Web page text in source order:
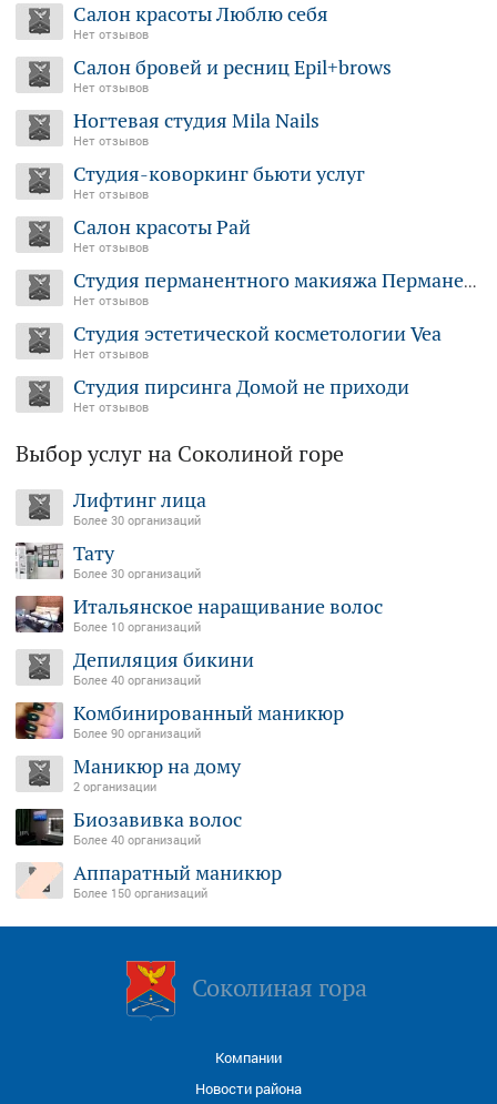
07:00-22:00 (пн-вс)
+7 (977) 426...— показать
Салон красоты Люблю себя
Нет отзывов
Салон бровей и ресниц Epil+brows
Нет отзывов
Ногтевая студия Mila Nails
Нет отзывов
Студия-коворкинг бьюти услуг
Нет отзывов
Салон красоты Рай
Нет отзывов
Студия перманентного макияжа Перманентный уголок Дарьи Охапкиной
Нет отзывов
Студия эстетической косметологии Vea
Нет отзывов
Студия пирсинга Домой не приходи
Нет отзывов
Выбор услуг на Соколиной горе
Лифтинг лица
Более 30 организаций
Тату
Более 30 организаций
Итальянское наращивание волос
Более 10 организаций
Депиляция бикини
Более 40 организаций
Комбинированный маникюр
Более 90 организаций
Маникюр на дому
2 организации
Биозавивка волос
Более 40 организаций
Аппаратный маникюр
Более 150 организаций
Соколиная гора
Компании
Новости района